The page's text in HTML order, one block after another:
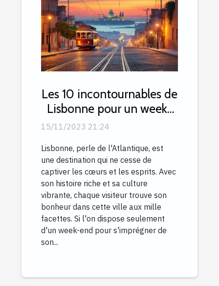
Les 10 incontournables de
Lisbonne pour un week-
end inoubliable
15/11/2023 21:24
Lisbonne, perle de l'Atlantique, est
une destination qui ne cesse de
captiver les cœurs et les esprits. Avec
son histoire riche et sa culture
vibrante, chaque visiteur trouve son
bonheur dans cette ville aux mille
facettes. Si l'on dispose seulement
d'un week-end pour s'imprégner de
son...